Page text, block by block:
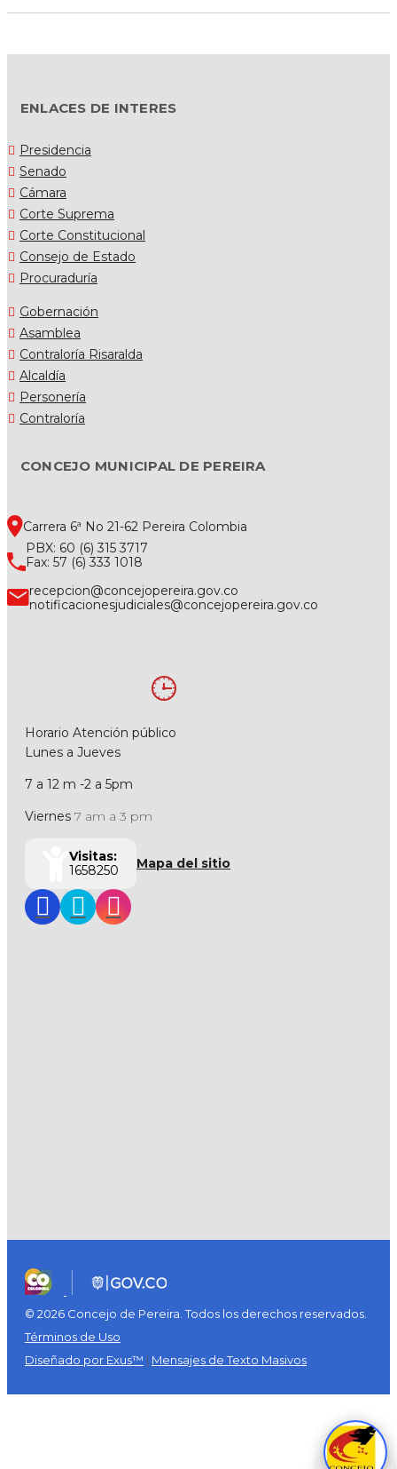
ENLACES DE INTERES
Presidencia
Senado
Cámara
Corte Suprema
Corte Constitucional
Consejo de Estado
Procuraduría
Gobernación
Asamblea
Contraloría Risaralda
Alcaldía
Personería
Contraloría
CONCEJO MUNICIPAL DE PEREIRA
Carrera 6ª No 21-62 Pereira Colombia
PBX: 60 (6) 315 3717
Fax: 57 (6) 333 1018
recepcion@concejopereira.gov.co
notificacionesjudiciales@concejopereira.gov.co
Horario Atención público
Lunes a Jueves
7 a 12 m -2 a 5pm
Viernes 7 am a 3 pm
Visitas:
1658250
Mapa del sitio
© 2026 Concejo de Pereira. Todos los derechos reservados.
Términos de Uso
Diseñado por Exus™ | Mensajes de Texto Masivos